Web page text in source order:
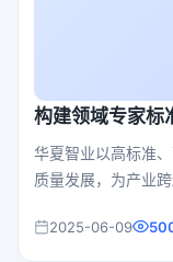
构建领域专家标
华夏智业以高标准
质量发展，为产业
2025-06-09